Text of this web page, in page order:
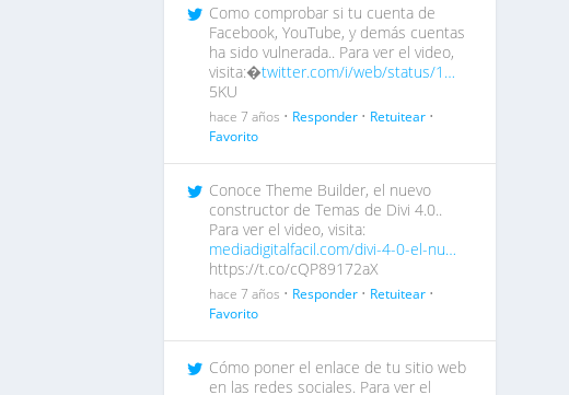
Como comprobar si tu cuenta de
Facebook, YouTube, y demás cuentas
ha sido vulnerada.. Para ver el video,
visita:�twitter.com/i/web/status/1…
5KU
hace 7 años • Responder • Retuitear •
Favorito
Conoce Theme Builder, el nuevo
constructor de Temas de Divi 4.0..
Para ver el video, visita:
mediadigitalfacil.com/divi-4-0-el-nu…
https://t.co/cQP89172aX
hace 7 años • Responder • Retuitear •
Favorito
Cómo poner el enlace de tu sitio web
en las redes sociales. Para ver el